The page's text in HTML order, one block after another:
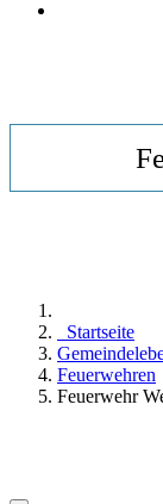
Startseite
Feuerwehren
Feuerwehr